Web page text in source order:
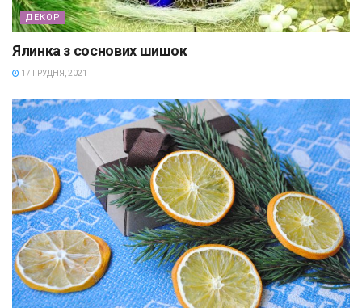
ДЕКОР
Ялинка з соснових шишок
17 ГРУДНЯ, 2021